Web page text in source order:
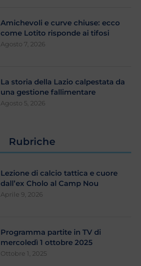
Amichevoli e curve chiuse: ecco
come Lotito risponde ai tifosi
Agosto 7, 2026
La storia della Lazio calpestata da
una gestione fallimentare
Agosto 5, 2026
Rubriche
Lezione di calcio tattica e cuore
dall’ex Cholo al Camp Nou
Aprile 9, 2026
Programma partite in TV di
mercoledì 1 ottobre 2025
Ottobre 1, 2025